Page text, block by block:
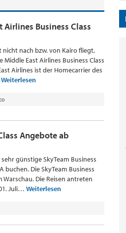
Airlines Business Class
nicht nach bzw. von Kairo fliegt,
Middle East Airlines Business Class
Airlines ist der Homecarrier des
Weiterlesen
Angebote ab
günstige SkyTeam Business
buchen. Die SkyTeam Business
Die Reisen antreten
Juli… Weiterlesen